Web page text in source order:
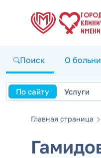
Поиск О
По сайту Услуги
Главная страница